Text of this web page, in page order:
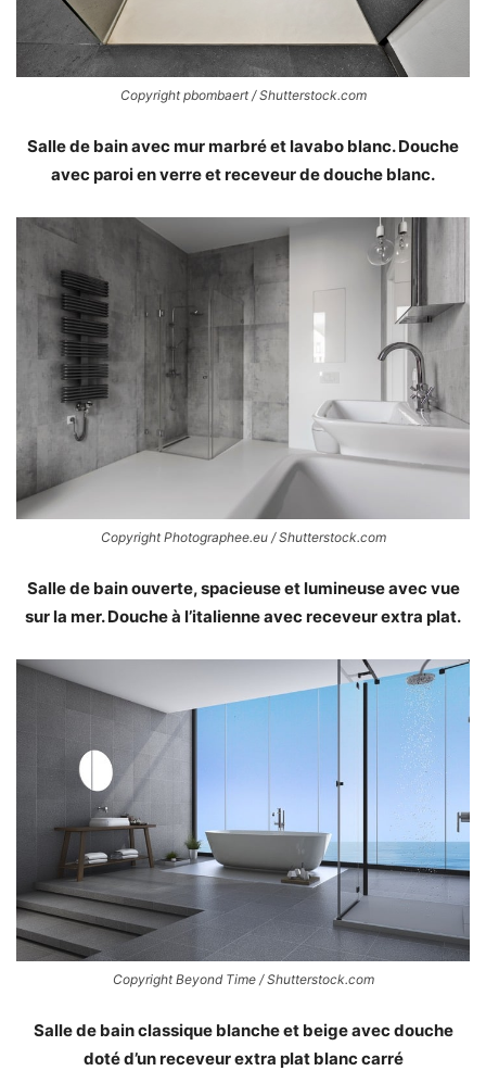
Copyright pbombaert / Shutterstock.com
Salle de bain avec mur marbré et lavabo blanc. Douche
avec paroi en verre et receveur de douche blanc.
Copyright Photographee.eu / Shutterstock.com
Salle de bain ouverte, spacieuse et lumineuse avec vue
sur la mer. Douche à l’italienne avec receveur extra plat.
Copyright Beyond Time / Shutterstock.com
Salle de bain classique blanche et beige avec douche
doté d’un receveur extra plat blanc carré